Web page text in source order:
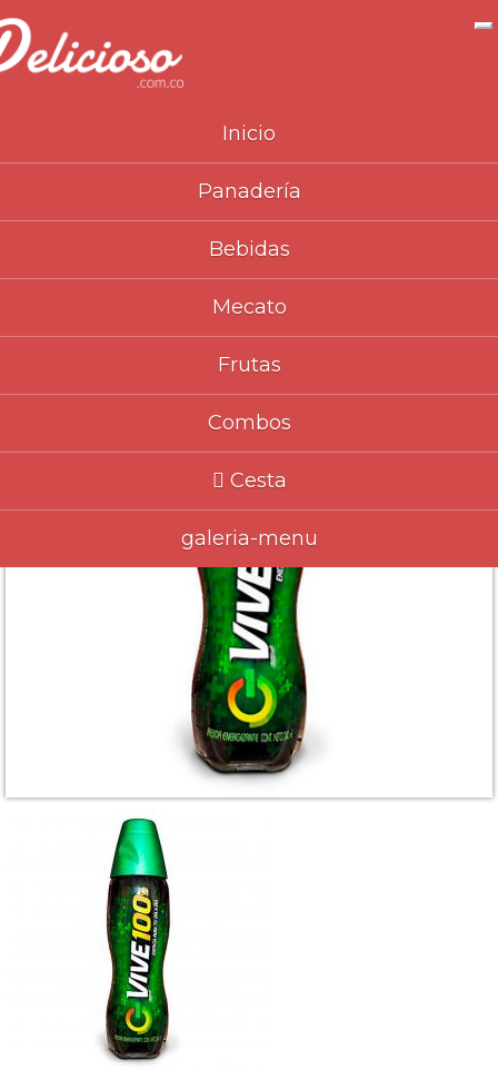
Inicio
Panadería
Bebidas
Mecato
Frutas
Combos
Cesta
galeria-menu